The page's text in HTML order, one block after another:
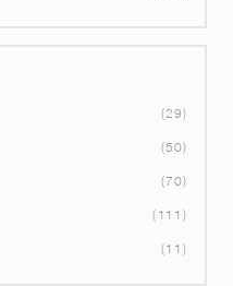
29
50
70
111
11